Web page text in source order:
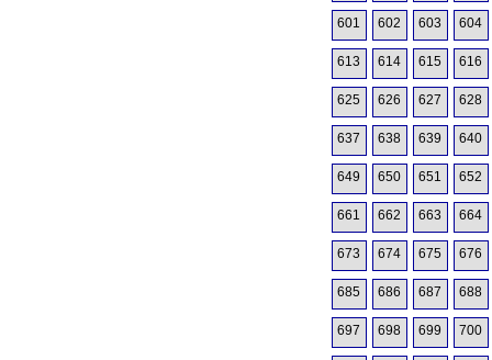
601 602 603 604
613 614 615 616
625 626 627 628
637 638 639 640
649 650 651 652
661 662 663 664
673 674 675 676
685 686 687 688
697 698 699 700